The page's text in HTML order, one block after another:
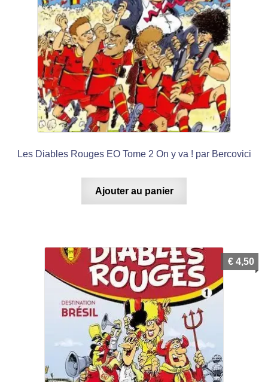
Les Diables Rouges EO Tome 2 On y va ! par Bercovici
Ajouter au panier
€ 4,50